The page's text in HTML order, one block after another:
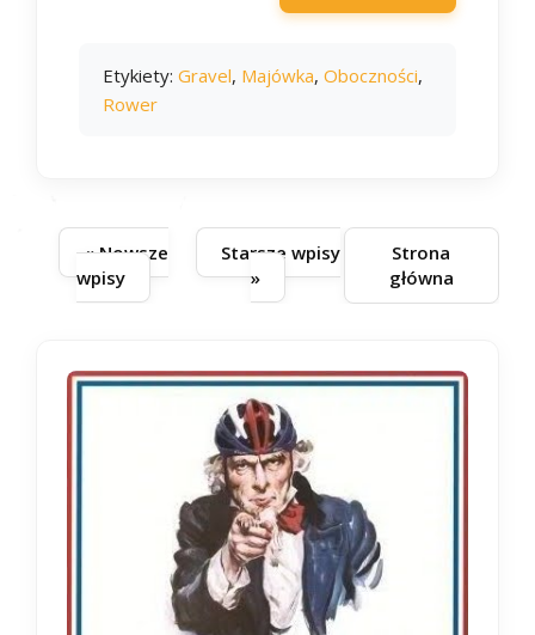
Etykiety: Gravel, Majówka, Oboczności,
Rower
« Nowsze
wpisy
Starsze wpisy
»
Strona
główna